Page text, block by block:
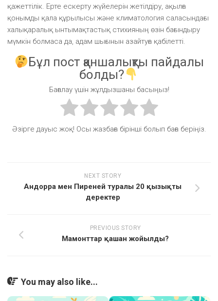
қажеттілік. Ерте ескерту жүйелерін жетілдіру, ақылға
қонымды қала құрылысы және климатология саласындағы
халықаралық ынтымақтастық стихияның өзін бағындыру
мүмкін болмаса да, адам шығынын азайтуға қабілетті.
Бұл пост қаншалықты пайдалы
болды?
Бағалау үшін жұлдызшаны басыңыз!
Әзірге дауыс жоқ! Осы жазбаға бірінші болып баға беріңіз.
NEXT STORY
Андорра мен Пиреней туралы 20 қызықты
деректер
PREVIOUS STORY
Мамонттар қашан жойылды?
You may also like...